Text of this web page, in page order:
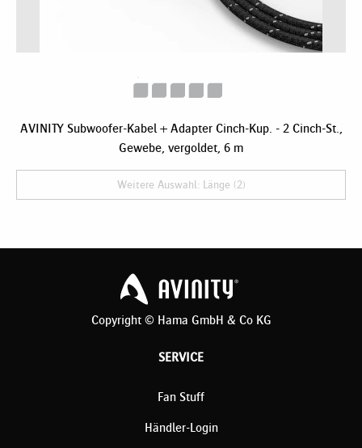
AVINITY Subwoofer-Kabel + Adapter Cinch-Kup. - 2 Cinch-St.,
Gewebe, vergoldet, 6 m
Weitere Auswahl: Länge (2)
Copyright © Hama GmbH & Co KG
SERVICE
Fan Stuff
Händler-Login